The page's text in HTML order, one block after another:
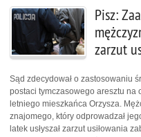
Pisz:
zarzut
Sąd zdecydował o zastosowaniu
postaci tymczasowego aresztu na
letniego mieszkańca Orzysza.
znajomego, który odprowadzał
latek usłyszał zarzut usiłowania